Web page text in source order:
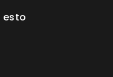
esto